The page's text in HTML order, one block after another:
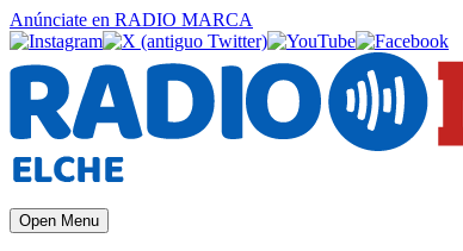
Anúnciate en RADIO MARCA
Open Menu